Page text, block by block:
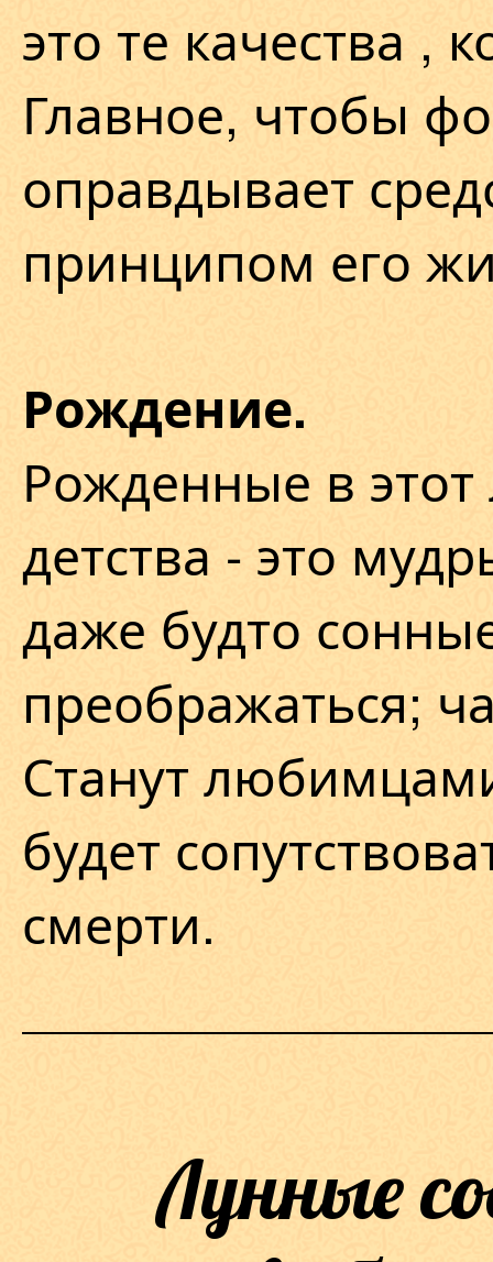
это те качества ,
Главное, чтобы
оправдывает
принципом его
Рождение.
Рожденные в
детства - это
даже будто
преображаться;
Станут
будет
смерти.
Лунные